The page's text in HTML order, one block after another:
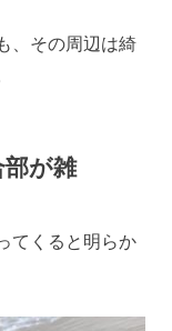
、その周辺は綺
が雑
てくると明らか